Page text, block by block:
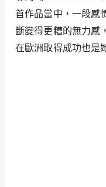
首作品當中，一段感
斷變得更糟的無力感
在歐洲取得成功也是